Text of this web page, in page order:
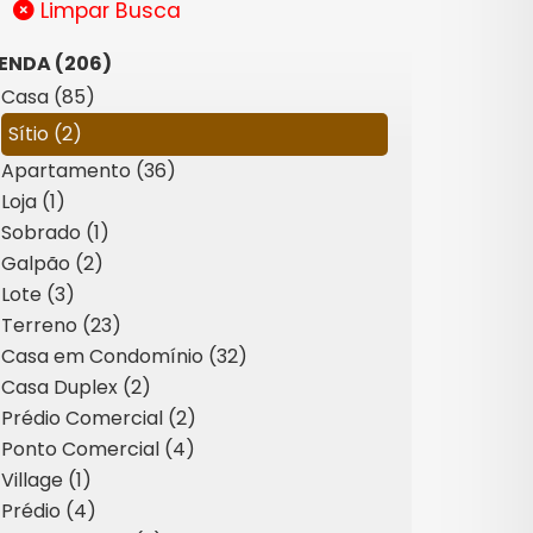
Limpar Busca
(206)
Casa (85)
Sítio (2)
Apartamento (36)
Loja (1)
Sobrado (1)
Galpão (2)
Lote (3)
Terreno (23)
Casa em Condomínio (32)
Casa Duplex (2)
Prédio Comercial (2)
Ponto Comercial (4)
Village (1)
Prédio (4)